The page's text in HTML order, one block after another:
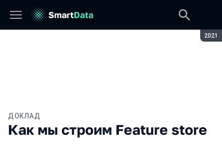
2021
ДОКЛАД
Как мы строим Feature store